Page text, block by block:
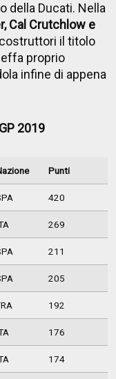
della Ducati. Nella
Cal Crutchlow e
il titolo
proprio
infine di appena
2019
Punti
420
269
211
205
192
176
174